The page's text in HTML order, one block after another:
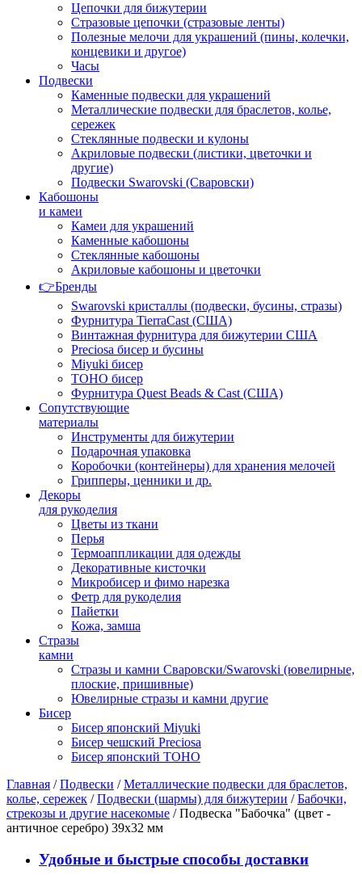
Цепочки для бижутерии
Стразовые цепочки (стразовые ленты)
Полезные мелочи для украшений (пины, колечки,
концевики и другое)
Часы
Подвески
Каменные подвески для украшений
Металлические подвески для браслетов, колье,
сережек
Стеклянные подвески и кулоны
Акриловые подвески (листики, цветочки и
другие)
Подвески Swarovski (Сваровски)
Кабошоны
и камеи
Камеи для украшений
Каменные кабошоны
Стеклянные кабошоны
Акриловые кабошоны и цветочки
👉Бренды
Swarovski кристаллы (подвески, бусины, стразы)
Фурнитура TierraCast (США)
Винтажная фурнитура для бижутерии США
Preciosa бисер и бусины
Miyuki бисер
TOHO бисер
Фурнитура Quest Beads & Cast (США)
Сопутствующие
материалы
Инструменты для бижутерии
Подарочная упаковка
Коробочки (контейнеры) для хранения мелочей
Грипперы, ценники и др.
Декоры
для рукоделия
Цветы из ткани
Перья
Термоаппликации для одежды
Декоративные кисточки
Микробисер и фимо нарезка
Фетр для рукоделия
Пайетки
Кожа, замша
Стразы
камни
Стразы и камни Сваровски/Swarovski (ювелирные,
плоские, пришивные)
Ювелирные стразы и камни другие
Бисер
Бисер японский Miyuki
Бисер чешский Preciosa
Бисер японский TOHO
Главная /Подвески /Металлические подвески для браслетов,
колье, сережек /Подвески (шармы) для бижутерии /Бабочки,
стрекозы и другие насекомые / Подвеска "Бабочка" (цвет -
античное серебро) 39х32 мм
Удобные и быстрые способы доставки